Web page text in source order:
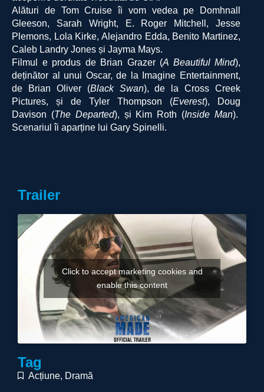
Alături de Tom Cruise îi vom vedea pe Domhnall
Gleeson, Sarah Wright, E. Roger Mitchell, Jesse
Plemons, Lola Kirke, Alejandro Edda, Benito Martinez,
Caleb Landry Jones și Jayma Mays.
Filmul e produs de Brian Grazer (A Beautiful Mind),
deținător al unui Oscar, de la Imagine Entertainment,
de Brian Oliver (Black Swan), de la Cross Creek
Pictures, și de Tyler Thompson (Everest), Doug
Davison (The Departed), și Kim Roth (Inside Man).
Scenariul îi aparține lui Gary Spinelli.
Trailer
Click to accept marketing cookies and
enable this content
Tag
Acțiune, Dramă